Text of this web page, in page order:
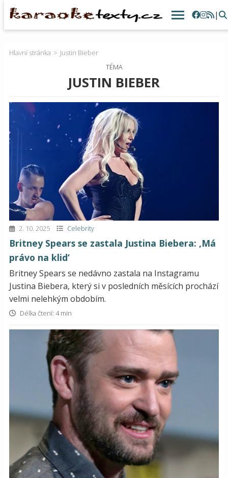
|
Hlavní stránka
Justin Bieber
TÉMA
JUSTIN BIEBER
2. 10. 2025 Celebrity
Britney Spears se zastala Justina Biebera: ‚Má
právo na klid‘
Britney Spears se nedávno zastala na Instagramu
Justina Biebera, který si v posledních měsících prochází
velmi nelehkým obdobím.
Délka čtení: 4 min